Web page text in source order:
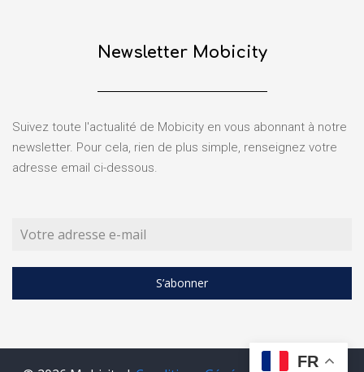
Newsletter Mobicity
Suivez toute l'actualité de Mobicity en vous abonnant à notre
newsletter. Pour cela, rien de plus simple, renseignez votre
adresse email ci-dessous.
S’abonner
FR